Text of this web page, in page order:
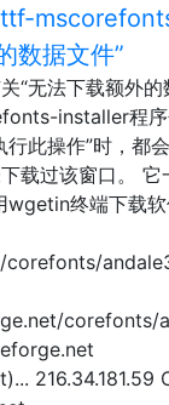
数据文件”
“无法下载额外的
installer程
此操作”时，都
载过该窗口。 它
wgetin终端下载
corefonts/
216.34.181.59